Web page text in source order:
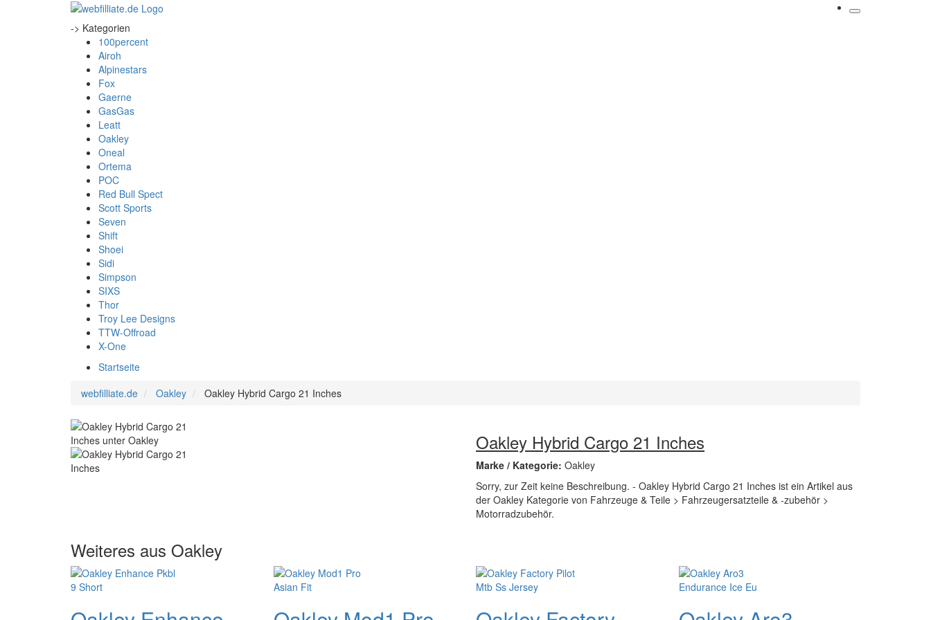
-> Kategorien
100percent
Airoh
Alpinestars
Fox
Gaerne
GasGas
Leatt
Oakley
Oneal
Ortema
POC
Red Bull Spect
Scott Sports
Seven
Shift
Shoei
Sidi
Simpson
SIXS
Thor
Troy Lee Designs
TTW-Offroad
X-One
Startseite
webfilliate.de
Oakley Oakley Hybrid Cargo 21 Inches
Oakley Hybrid Cargo 21 Inches
Marke / Kategorie: Oakley
Sorry, zur Zeit keine Beschreibung. - Oakley Hybrid Cargo 21 Inches ist ein Artikel aus
der Oakley Kategorie von Fahrzeuge & Teile > Fahrzeugersatzteile & -zubehör >
Motorradzubehör.
Weiteres aus Oakley